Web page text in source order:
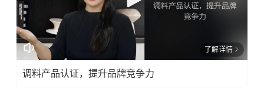
了解详情
调料产品认证，提升品牌竞争力